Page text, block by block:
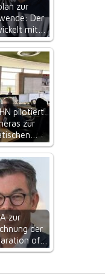
zur
Der
mit…
pilotiert
zur
zur
der
of…